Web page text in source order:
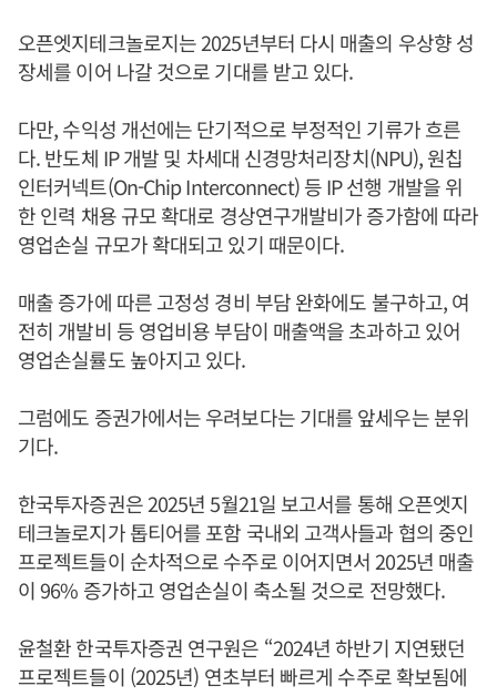
오픈엣지테크놀로지는 2025년부터 다시 매출의 우상향 성
장세를 이어 나갈 것으로 기대를 받고 있다.
다만, 수익성 개선에는 단기적으로 부정적인 기류가 흐른
다. 반도체 IP 개발 및 차세대 신경망처리장치(NPU), 원칩
인터커넥트(On-Chip Interconnect) 등 IP 선행 개발을 위
한 인력 채용 규모 확대로 경상연구개발비가 증가함에 따라
영업손실 규모가 확대되고 있기 때문이다.
매출 증가에 따른 고정성 경비 부담 완화에도 불구하고, 여
전히 개발비 등 영업비용 부담이 매출액을 초과하고 있어
영업손실률도 높아지고 있다.
그럼에도 증권가에서는 우려보다는 기대를 앞세우는 분위
기다.
한국투자증권은 2025년 5월21일 보고서를 통해 오픈엣지
테크놀로지가 톱티어를 포함 국내외 고객사들과 협의 중인
프로젝트들이 순차적으로 수주로 이어지면서 2025년 매출
이 96% 증가하고 영업손실이 축소될 것으로 전망했다.
윤철환 한국투자증권 연구원은 “2024년 하반기 지연됐던
프로젝트들이 (2025년) 연초부터 빠르게 수주로 확보됨에